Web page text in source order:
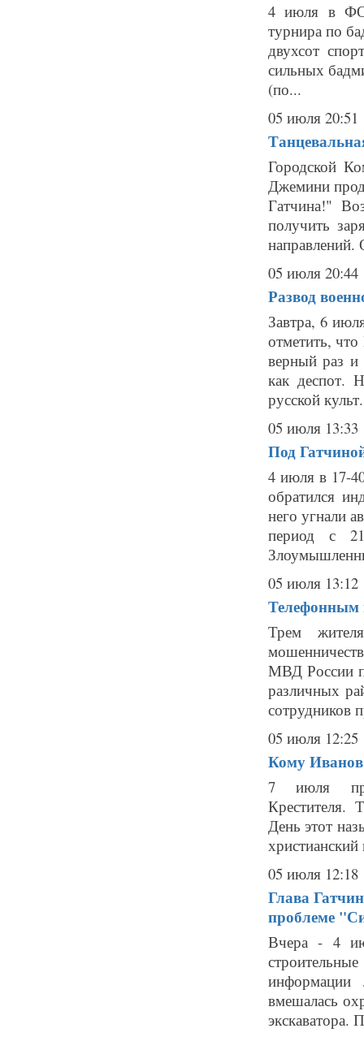
4 июля в ФОК
турнира по
двухсот
сильных
(по...
05 июля 20:51
Городской
Джемини
Гатчина!"
получить
направлений.
05 июля 20:44
Развод
Завтра, 6
отметить,
верный раз и
как деспот.
русской
05 июля 13:33
Под
4 июля в 17-
обратился
него угнали
период с
05 июля 13:12
Телефонным
Трем
МВД России
различных
сотрудников
05 июля 12:25
Кому
7 июля
Крестителя.
День этот
05 июля 12:18
Глава
проблеме
Вчера - 4
информации
вмешалась
экскаватора.